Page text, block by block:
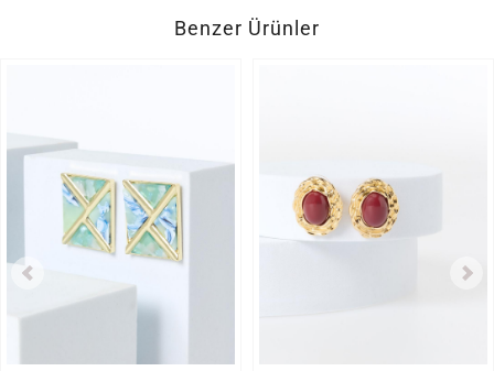
Benzer Ürünler